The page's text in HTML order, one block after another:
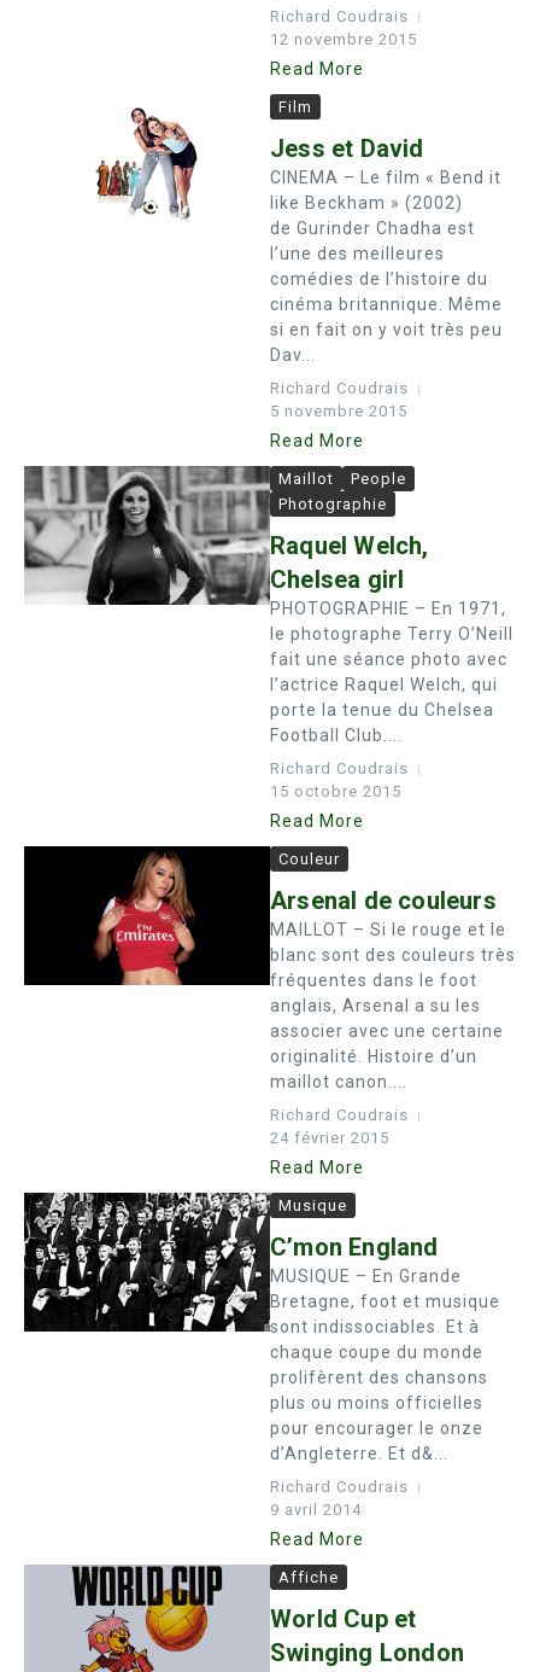
Richard Coudrais
12 novembre 2015
Read More
Film
Jess et David
CINEMA – Le film « Bend it
like Beckham » (2002)
de Gurinder Chadha est
l’une des meilleures
comédies de l’histoire du
cinéma britannique. Même
si en fait on y voit très peu
Dav...
Richard Coudrais
5 novembre 2015
Read More
Maillot
People
Photographie
Raquel Welch,
Chelsea girl
PHOTOGRAPHIE – En 1971,
le photographe Terry O’Neill
fait une séance photo avec
l’actrice Raquel Welch, qui
porte la tenue du Chelsea
Football Club....
Richard Coudrais
15 octobre 2015
Read More
Couleur
Arsenal de couleurs
MAILLOT – Si le rouge et le
blanc sont des couleurs très
fréquentes dans le foot
anglais, Arsenal a su les
associer avec une certaine
originalité. Histoire d’un
maillot canon....
Richard Coudrais
24 février 2015
Read More
Musique
C’mon England
MUSIQUE – En Grande
Bretagne, foot et musique
sont indissociables. Et à
chaque coupe du monde
prolifèrent des chansons
plus ou moins officielles
pour encourager le onze
d’Angleterre. Et d&...
Richard Coudrais
9 avril 2014
Read More
Affiche
World Cup et
Swinging London